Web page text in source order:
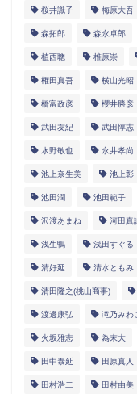
桜井識子 梅原大吾
森拓郎 森永卓郎
植西聰 椎原崇
権田真吾 横山光昭
橋富政彦 櫻井勝彦
武田友紀 武田惇志
水野敬也 永井孝尚
池上奈生美 池上彰
池田潤 池田範子
沢渡あまね 河田真
浅生鴨 浅田すぐる
清好延 清水ともみ
清田隆之(桃山商事)
渡邊康弘 滝乃みわ
火坂雅志 為末大
田中泰延 田原真人
田村浩二 田村由美